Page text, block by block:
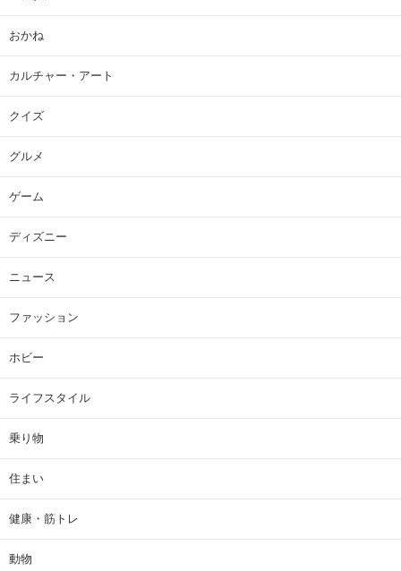
おかね
カルチャー・アート
クイズ
グルメ
ゲーム
ディズニー
ニュース
ファッション
ホビー
ライフスタイル
乗り物
住まい
健康・筋トレ
動物